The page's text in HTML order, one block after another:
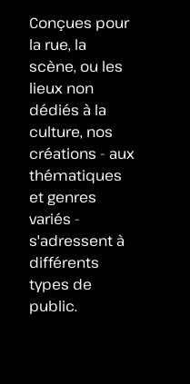
Conçues pour
la rue, la
scène, ou les
lieux non
dédiés à la
culture, nos
créations - aux
thématiques
et genres
variés -
s'adressent à
différents
types de
public.